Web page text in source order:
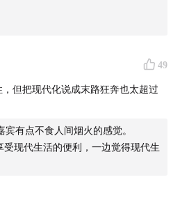
49
但把现代化说成末路狂奔也太超过
有点不食人间烟火的感觉。
受现代生活的便利，一边觉得现代生